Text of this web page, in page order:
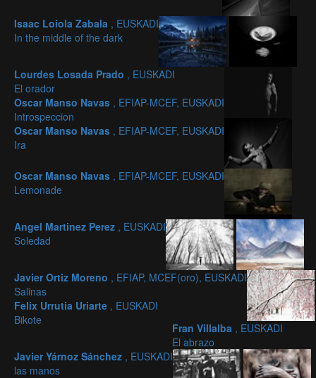
Isaac Loiola Zabala , EUSKADI
In the middle of the dark
Lourdes Losada Prado , EUSKADI
El orador
Oscar Manso Navas , EFIAP-MCEF, EUSKADI
Introspeccion
Oscar Manso Navas , EFIAP-MCEF, EUSKADI
Ira
Oscar Manso Navas , EFIAP-MCEF, EUSKADI
Lemonade
Angel Martinez Perez , EUSKADI
Soledad
Javier Ortiz Moreno , EFIAP, MCEF(oro), EUSKADI
Salinas
Felix Urrutia Uriarte , EUSKADI
Bikote
Fran Villalba , EUSKADI
El abrazo
Javier Yárnoz Sánchez , EUSKADI
las manos